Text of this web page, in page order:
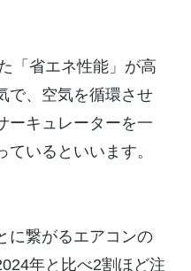
「省エネ性能」が高
で、空気を循環させ
ーキュレーターを一
いるといいます。
に繋がるエアコンの
年と比べ2割ほど注